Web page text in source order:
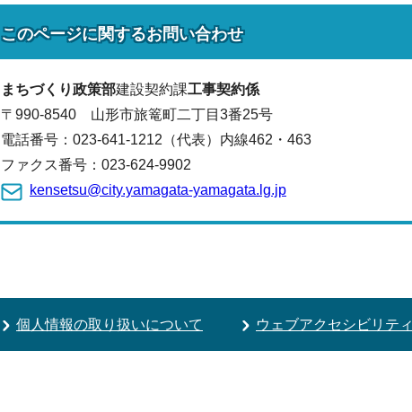
このページに関するお問い合わせ
まちづくり政策部建設契約課工事契約係
〒990-8540 山形市旅篭町二丁目3番25号
電話番号： 023-641-1212（代表） 内線462・463
ファクス番号：023-624-9902
kensetsu@city.yamagata-yamagata.lg.jp
個人情報の取り扱いについて ウェブアクセシビリティ